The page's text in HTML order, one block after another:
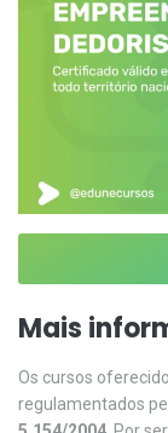
Mais
Os cursos
regulamentados